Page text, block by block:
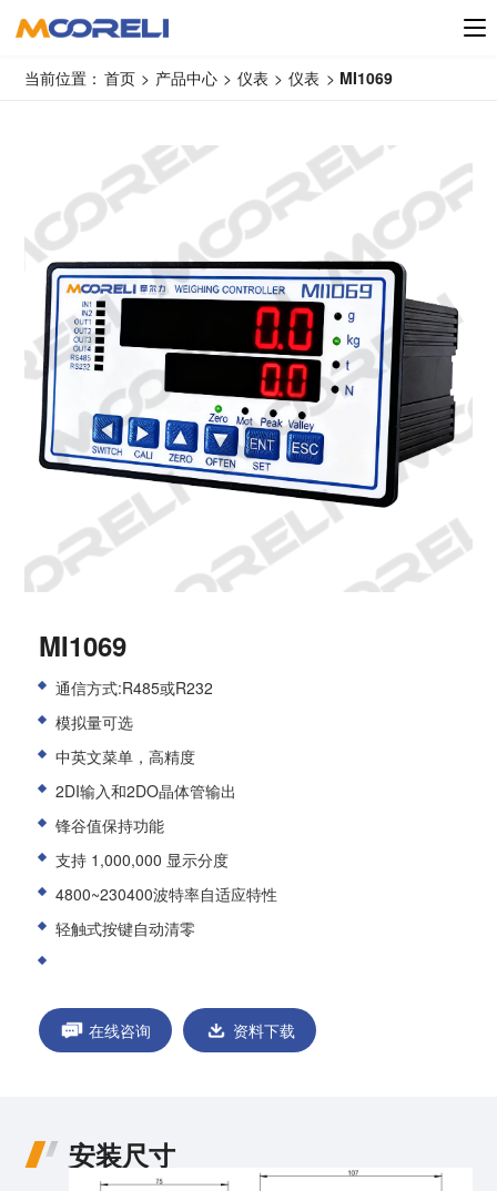
当前位置： 首页 > 产品中心 > 仪表 > 仪表 > MI1069
MI1069
通信方式:R485或R232
模拟量可选
中英文菜单，高精度
2DI输入和2DO晶体管输出
锋谷值保持功能
支持 1,000,000 显示分度
4800~230400波特率自适应特性
轻触式按键自动清零
在线咨询 资料下载
安装尺寸